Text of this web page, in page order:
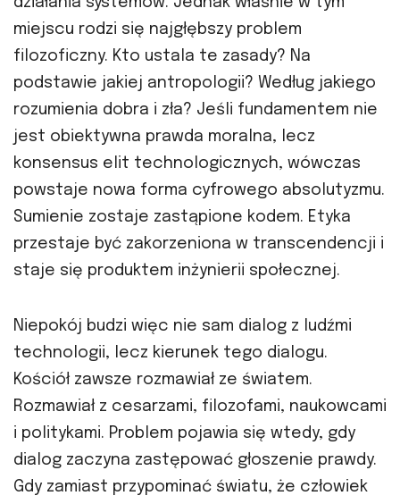
miejscu rodzi się najgłębszy problem
filozoficzny. Kto ustala te zasady? Na
podstawie jakiej antropologii? Według jakiego
rozumienia dobra i zła? Jeśli fundamentem nie
jest obiektywna prawda moralna, lecz
konsensus elit technologicznych, wówczas
powstaje nowa forma cyfrowego absolutyzmu.
Sumienie zostaje zastąpione kodem. Etyka
przestaje być zakorzeniona w transcendencji i
staje się produktem inżynierii społecznej.
Niepokój budzi więc nie sam dialog z ludźmi
technologii, lecz kierunek tego dialogu.
Kościół zawsze rozmawiał ze światem.
Rozmawiał z cesarzami, filozofami, naukowcami
i politykami. Problem pojawia się wtedy, gdy
dialog zaczyna zastępować głoszenie prawdy.
Gdy zamiast przypominać światu, że człowiek